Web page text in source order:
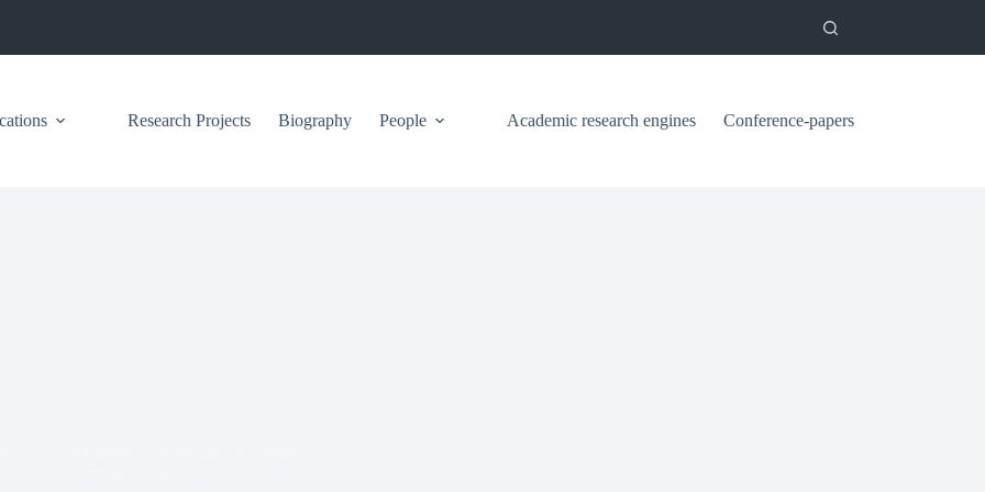
Research Projects Biography People Academic research engines Conference-papers